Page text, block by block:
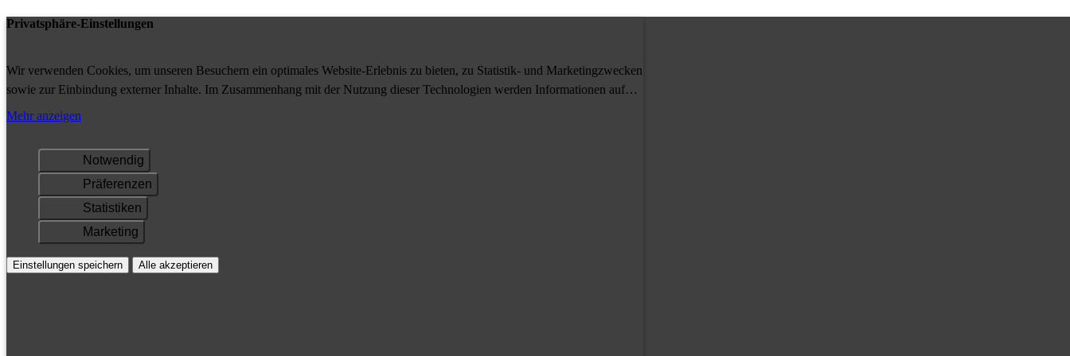
Privatsphäre-Einstellungen
Wir verwenden Cookies, um unseren Besuchern ein optimales Website-Erlebnis zu bieten, zu Statistik- und Marketingzwecken
sowie zur Einbindung externer Inhalte. Im Zusammenhang mit der Nutzung dieser Technologien werden Informationen auf
Ihrem Gerät gespeichert und/oder abgerufen.
Mehr anzeigen
Notwendig
Präferenzen
Statistiken
Marketing
Einstellungen speichern Alle akzeptieren